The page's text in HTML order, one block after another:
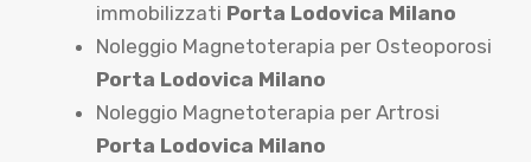
immobilizzati Porta Lodovica Milano
Noleggio Magnetoterapia per Osteoporosi
Porta Lodovica Milano
Noleggio Magnetoterapia per Artrosi
Porta Lodovica Milano